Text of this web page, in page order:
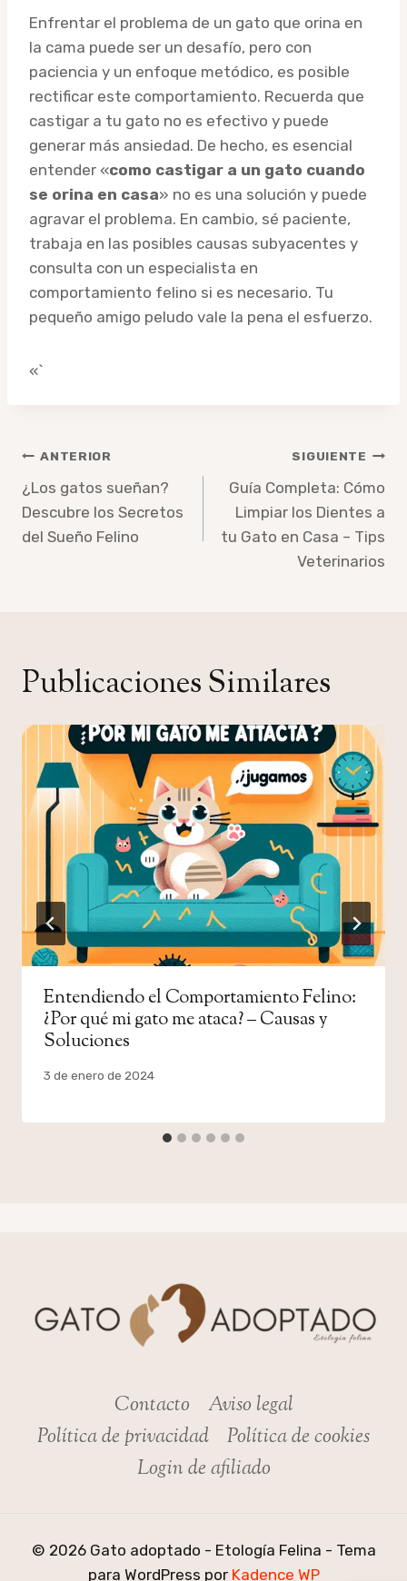
Enfrentar el problema de un gato que orina en
la cama puede ser un desafío, pero con
paciencia y un enfoque metódico, es posible
rectificar este comportamiento. Recuerda que
castigar a tu gato no es efectivo y puede
generar más ansiedad. De hecho, es esencial
entender «como castigar a un gato cuando
se orina en casa» no es una solución y puede
agravar el problema. En cambio, sé paciente,
trabaja en las posibles causas subyacentes y
consulta con un especialista en
comportamiento felino si es necesario. Tu
pequeño amigo peludo vale la pena el esfuerzo.
«`
Navegación
de
entradas
ANTERIOR
¿Los gatos sueñan?
Descubre los Secretos
del Sueño Felino
SIGUIENTE
Guía Completa: Cómo
Limpiar los Dientes a
tu Gato en Casa – Tips
Veterinarios
Publicaciones Similares
Entendiendo el Comportamiento Felino:
¿Por qué mi gato me ataca? – Causas y
Soluciones
Por
3 de enero de 2024
Contacto
Aviso legal
Política de privacidad
Política de cookies
Login de afiliado
© 2026 Gato adoptado - Etología Felina - Tema
para WordPress por Kadence WP